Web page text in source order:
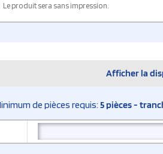
Le produit sera sans impression.
Afficher la
de pièces requis: 5 pièces -